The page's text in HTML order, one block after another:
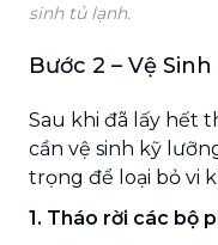
sinh tủ lạnh.
Bước 2 – Vệ
Sau khi đã lấy hết
cần vệ sinh kỹ
trọng để loại bỏ vi
1. Tháo rời các bộ